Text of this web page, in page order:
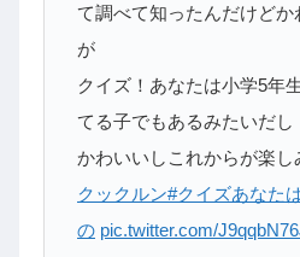
て調べて知ったんだけど
が
クイズ！あなたは小学5年
てる子でもあるみたいだし
かわいいしこれからが楽し
クックルン#クイズあなた
の pic.twitter.com/